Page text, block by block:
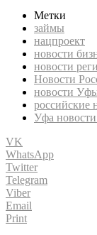
Метки
займы
нацпроект
новости
новости
Новости
новости
российские
Уфа новости
VK
WhatsApp
Twitter
Telegram
Viber
Email
Print